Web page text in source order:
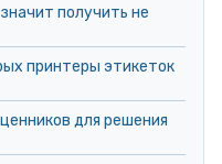
получить не
принтеры этикеток
для решения